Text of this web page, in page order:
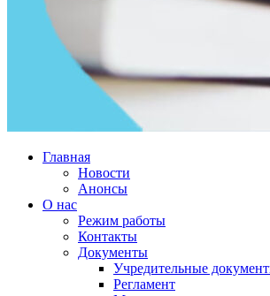
Главная
Новости
Анонсы
О нас
Режим работы
Контакты
Документы
Учредительные
Регламент